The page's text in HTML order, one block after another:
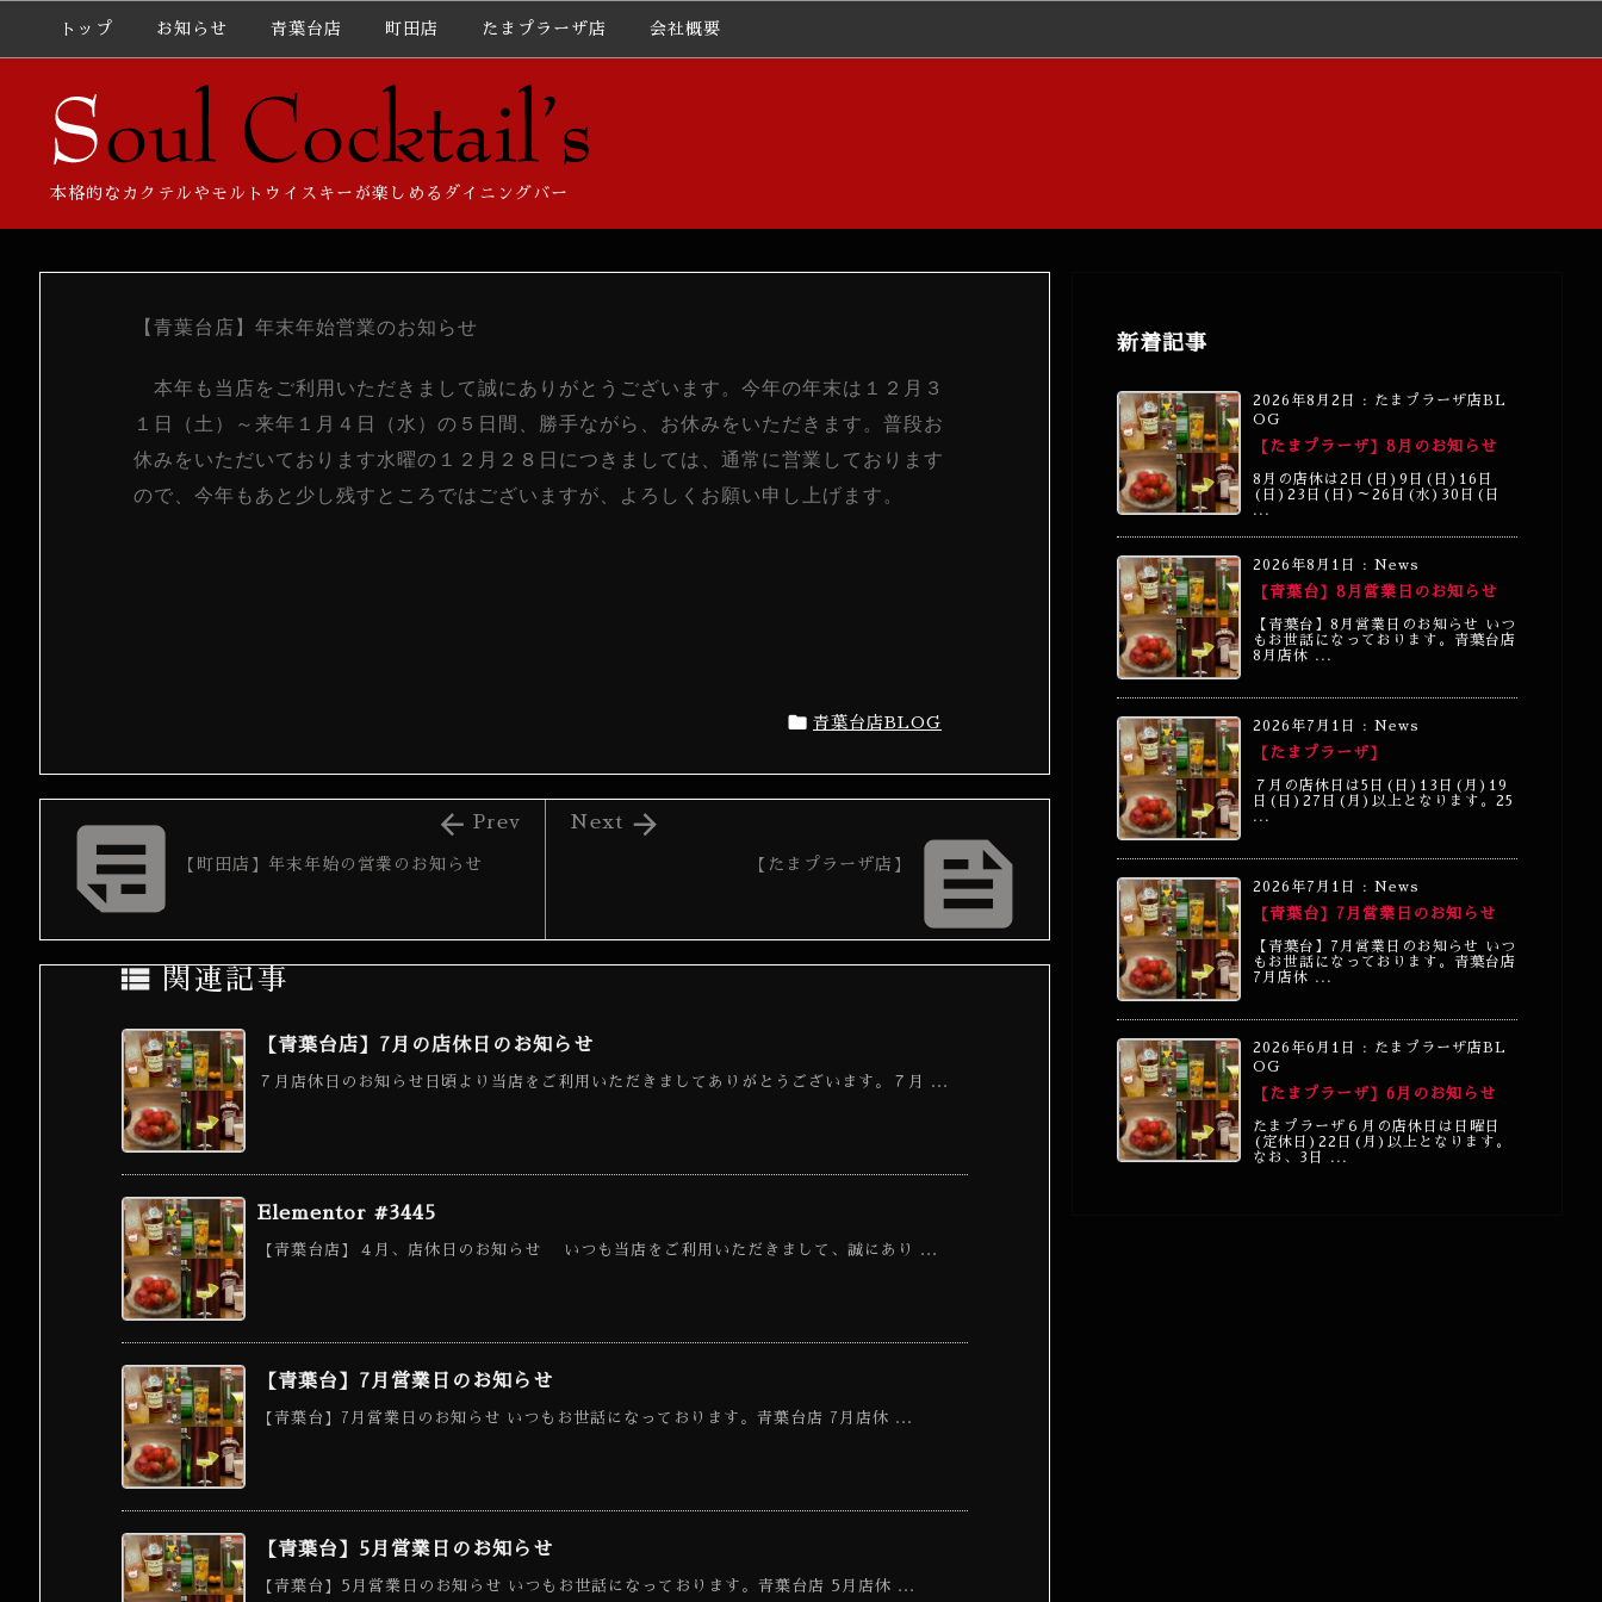
トップ お知らせ 青葉台店 町田店 たまプラーザ店 会社概要
本格的なカクテルやモルトウイスキーが楽しめるダイニングバー
【青葉台店】年末年始営業のお知らせ
本年も当店をご利用いただきまして誠にありがとうございます。今年の年末は１２月３
１日（土）～来年１月４日（水）の５日間、勝手ながら、お休みをいただきます。普段お
休みをいただいております水曜の１２月２８日につきましては、通常に営業しております
ので、今年もあと少し残すところではございますが、よろしくお願い申し上げます。
 青葉台店BLOG

【たまプラーザ店】

Next
 【町田店】年末年始の営業のお知らせ
 Prev
 関連記事
【青葉台店】7月の店休日のお知らせ
７月店休日のお知らせ日頃より当店をご利用いただきましてありがとうございます。７月 ...
Elementor #3445
【青葉台店】４月、店休日のお知らせ いつも当店をご利用いただきまして、誠にあり ...
【青葉台】7月営業日のお知らせ
【青葉台】7月営業日のお知らせ いつもお世話になっております。青葉台店 7月店休 ...
【青葉台】5月営業日のお知らせ
【青葉台】5月営業日のお知らせ いつもお世話になっております。青葉台店 5月店休 ...
新着記事
2026年8月2日 : たまプラーザ店BL
OG
【たまプラーザ】8月のお知らせ
8月の店休は2日(日)9日(日)16日
(日)23日(日)～26日(水)30日(日
...
2026年8月1日 : News
【青葉台】8月営業日のお知らせ
【青葉台】8月営業日のお知らせ いつ
もお世話になっております。青葉台店
8月店休 ...
2026年7月1日 : News
【たまプラーザ】
７月の店休日は5日(日)13日(月)19
日(日)27日(月)以上となります。25
...
2026年7月1日 : News
【青葉台】7月営業日のお知らせ
【青葉台】7月営業日のお知らせ いつ
もお世話になっております。青葉台店
7月店休 ...
2026年6月1日 : たまプラーザ店BL
OG
【たまプラーザ】6月のお知らせ
たまプラーザ６月の店休日は日曜日
(定休日)22日(月)以上となります。
なお、3日 ...